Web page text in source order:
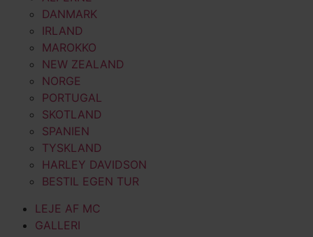
DANMARK
IRLAND
MAROKKO
NEW ZEALAND
NORGE
PORTUGAL
SKOTLAND
SPANIEN
TYSKLAND
HARLEY DAVIDSON
BESTIL EGEN TUR
LEJE AF MC
GALLERI